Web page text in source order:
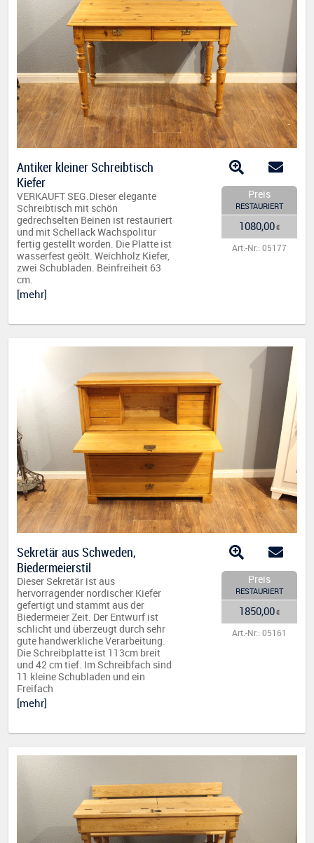
Antiker kleiner Schreibtisch
Kiefer
VERKAUFT SEG.Dieser elegante
Schreibtisch mit schön
gedrechselten Beinen ist restauriert
und mit Schellack Wachspolitur
fertig gestellt worden. Die Platte ist
wasserfest geölt. Weichholz Kiefer,
zwei Schubladen. Beinfreiheit 63
cm.
[mehr]
Preis
RESTAURIERT
1080,00€
Art.-Nr.: 05177
Sekretär aus Schweden,
Biedermeierstil
Dieser Sekretär ist aus
hervorragender nordischer Kiefer
gefertigt und stammt aus der
Biedermeier Zeit. Der Entwurf ist
schlicht und überzeugt durch sehr
gute handwerkliche Verarbeitung.
Die Schreibplatte ist 113cm breit
und 42 cm tief. Im Schreibfach sind
11 kleine Schubladen und ein
Freifach
[mehr]
Preis
RESTAURIERT
1850,00€
Art.-Nr.: 05161